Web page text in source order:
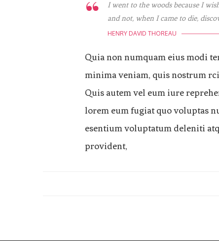
I went to the woods because I
and not, when I came to die,
HENRY DAVID THOREAU
Quia non numquam eius modi
minima veniam, quis nostrum
Quis autem vel eum iure
lorem eum fugiat quo voluptas
esentium voluptatum deleniti
provident,